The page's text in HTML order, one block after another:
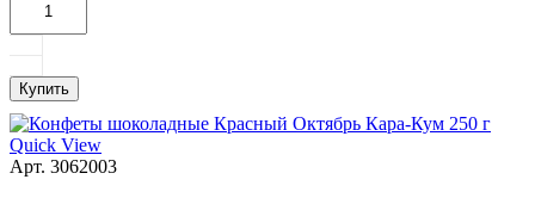
Купить
Quick View
Арт. 3062003